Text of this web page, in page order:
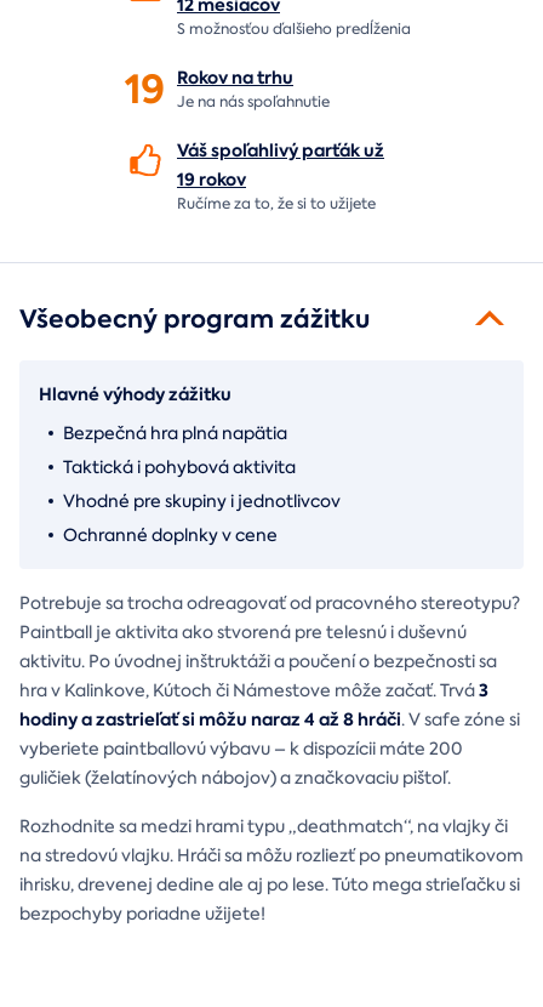
S možnosťou ďalšieho predĺženia
19 Rokov natrhu
Je na násspoľahnutie
Váš spoľahlivý parťák už
19 rokov
Ručíme za to,že si to užijete
Všeobecný program zážitku
Hlavné výhody zážitku
Bezpečná hra plná napätia
Taktická i pohybová aktivita
Vhodné pre skupiny i jednotlivcov
Ochranné doplnky v cene
Potrebuje sa trocha odreagovať od pracovného stereotypu?
Paintball je aktivita ako stvorená pre telesnú i duševnú
aktivitu. Po úvodnej inštruktáži a poučení o bezpečnosti sa
hra v Kalinkove, Kútoch či Námestove môže začať. Trvá3
hodiny a zastrieľať si môžu naraz 4 až 8 hráči. V safe zóne si
vyberiete paintballovú výbavu – k dispozícii máte 200
guličiek (želatínových nábojov) a značkovaciu pištoľ.
Rozhodnite sa medzi hrami typu „deathmatch“, na vlajky či
na stredovú vlajku. Hráči sa môžu rozliezť po pneumatikovom
ihrisku, drevenej dedine ale aj po lese. Túto mega strieľačku si
bezpochyby poriadne užijete!